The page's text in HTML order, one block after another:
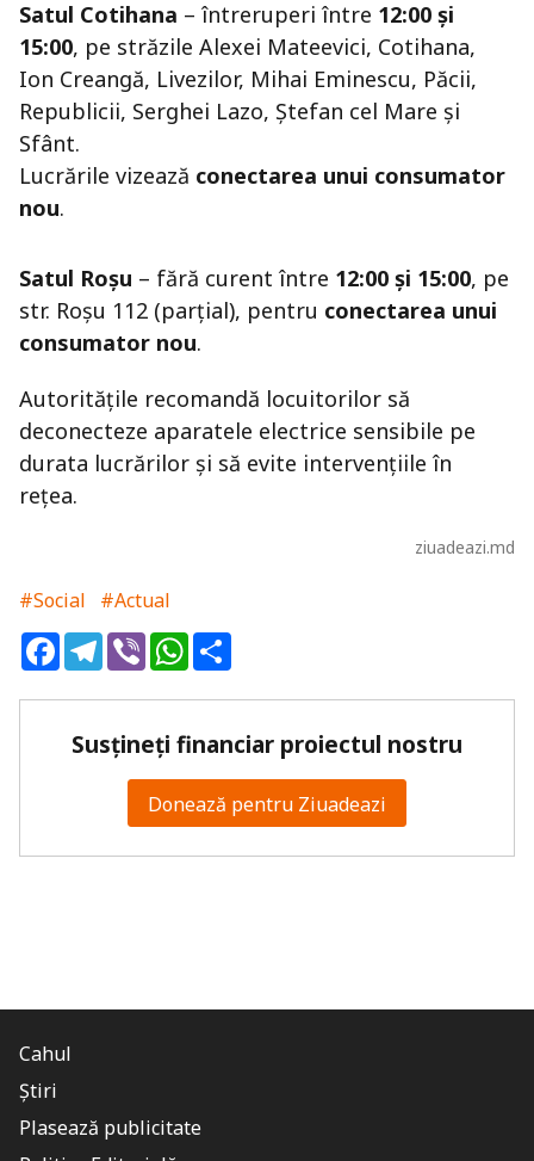
Satul Cotihana – întreruperi între 12:00 și
15:00, pe străzile Alexei Mateevici, Cotihana,
Ion Creangă, Livezilor, Mihai Eminescu, Păcii,
Republicii, Serghei Lazo, Ștefan cel Mare și
Sfânt.
Lucrările vizează conectarea unui consumator
nou.
Satul Roșu – fără curent între 12:00 și 15:00, pe
str. Roșu 112 (parțial), pentru conectarea unui
consumator nou.
Autoritățile recomandă locuitorilor să
deconecteze aparatele electrice sensibile pe
durata lucrărilor și să evite intervențiile în
rețea.
ziuadeazi.md
#Social
#Actual
FacebookTelegram
ViberWhatsApp
Susțineți financiar proiectul nostru
Donează pentru Ziuadeazi
Cahul
Știri
Plasează publicitate